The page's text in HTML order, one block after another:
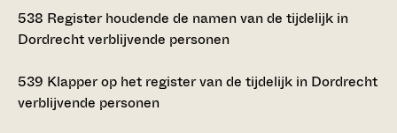
538 Register houdende de namen van de tijdelijk in
Dordrecht verblijvende personen
539 Klapper op het register van de tijdelijk in Dordrecht
verblijvende personen